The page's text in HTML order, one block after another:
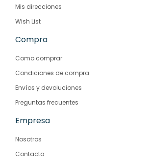
Mis direcciones
Wish List
Compra
Como comprar
Condiciones de compra
Envíos y devoluciones
Preguntas frecuentes
Empresa
Nosotros
Contacto